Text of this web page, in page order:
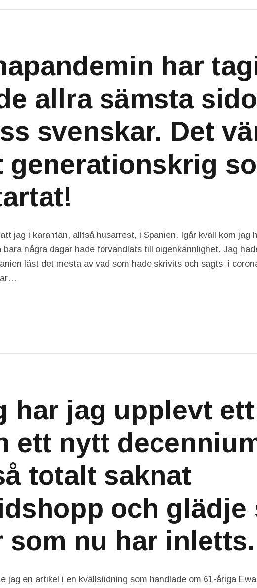
har
allra sämsta
svenskar. Det
generationskrig
jag i karantän, alltså husarrest, i Spanien. Igår kväll kom jag
bara några dagar hade förvandlats till oigenkännlighet. Jag
läst det mesta av vad som hade skrivits och sagts i
har jag upplevt
ett nytt
totalt saknat
och glädje
som nu har inletts.
jag en artikel i en kvällstidning som handlade om 61-åriga